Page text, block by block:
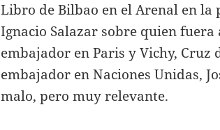
Libro de Bilbao en el Arenal en la
Ignacio Salazar sobre quien
embajador en Paris y Vichy,
embajador en Naciones Unidas,
malo, pero muy relevante.